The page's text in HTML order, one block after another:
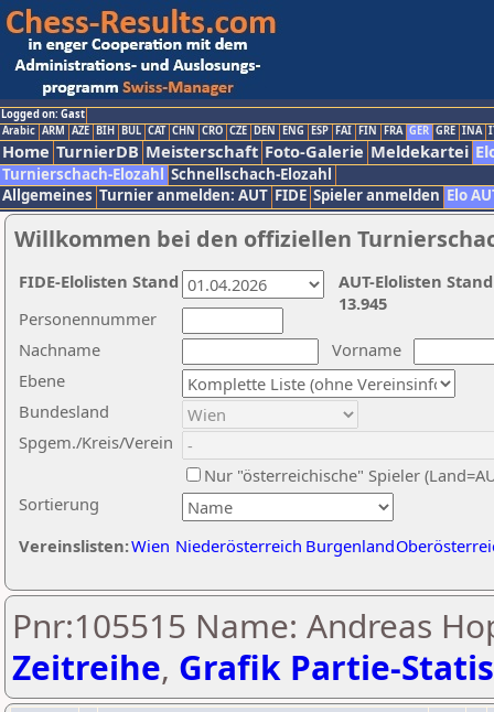
Logged on: Gast
Arabic ARM AZE BIH BUL CAT CHN CRO CZE DEN ENG ESP FAI FIN FRA GER GRE INA
Home TurnierDB Meisterschaft Foto-Galerie Meldekartei
Turnierschach-Elozahl Schnellschach-Elozahl
Allgemeines Turnier anmelden: AUT FIDE Spieler anmelden Elo
Willkommen bei den offiziellen
Nachname
Vorname
Ebene
Sortierung
Personennummer
Bundesland
Spgem./Kreis/Verein
Nur "österreichische" Spieler
Vereinslisten:Wien Niederösterreich Burgenland
AUT-Elolisten
13.945
FIDE-Elolisten Stand
Pnr:105515 Name: Andreas
Zeitreihe, Grafik Partie-